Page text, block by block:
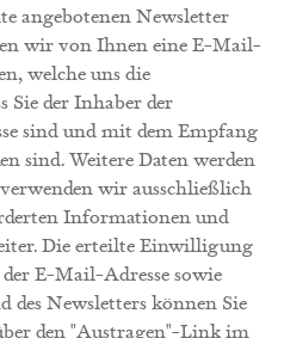
angebotenen Newsletter
wir von Ihnen eine E-Mail-
welche uns die
Sie der Inhaber der
sind und mit dem Empfang
sind. Weitere Daten werden
wir ausschließlich
Informationen und
Die erteilte Einwilligung
E-Mail-Adresse sowie
des Newsletters können Sie
den "Austragen"-Link im